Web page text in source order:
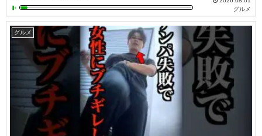
グルメ
グルメ